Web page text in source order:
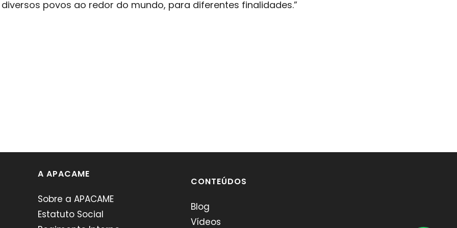
povos ao redor do mundo, para diferentes finalidades.”
A APACAME
Sobre a APACAME
Estatuto Social
CONTEÚDOS
Blog
Vídeos